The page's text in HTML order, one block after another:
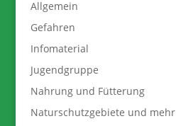
Allgemein
Gefahren
Infomaterial
Jugendgruppe
Nahrung und Fütterung
Naturschutzgebiete und mehr